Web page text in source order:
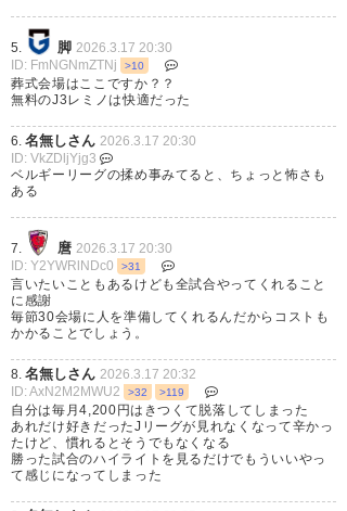
J3は“最適な放映形式を検討す
る”としてきました。DAZN続行
討したけど、枠組みとしてはベ
ターという結論ですね
— mokichi (sutamen_j)
月 17
今後ともDAZNがJリーグを配
信。これからも良きパートナー
として成長していきましょう。
（放映料もっと下さいませ）
5. 脚 2026.3.17 20:30
ID: FmNGNmZTNj
>10
葬式会場はここですか？？
無料のJ3レミノは快適だった
6. 名無しさん 2026.3.17 20:30
ID: VkZDljYjg3
ベルギーリーグの揉め事みてると、ちょっと怖さも
ある
7. 麿 2026.3.17 20:30
ID: Y2YWRlNDc0
>31
言いたいこともあるけども全試合やってくれること
に感謝
毎節30会場に人を準備してくれるんだからコストも
かかることでしょう。
8. 名無しさん 2026.3.17 20:32
ID: AxN2M2MWU2
>32 >119
自分は毎月4,200円はきつくて脱落してしまった
あれだけ好きだったJリーグが見れなくなって辛かっ
たけど、慣れるとそうでもなくなる
勝った試合のハイライトを見るだけでもういいやっ
て感じになってしまった